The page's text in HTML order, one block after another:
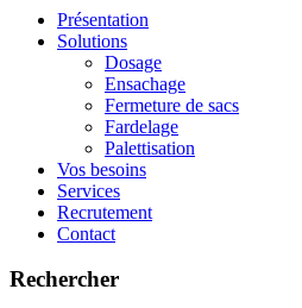
Présentation
Solutions
Dosage
Ensachage
Fermeture de sacs
Fardelage
Palettisation
Vos besoins
Services
Recrutement
Contact
Rechercher